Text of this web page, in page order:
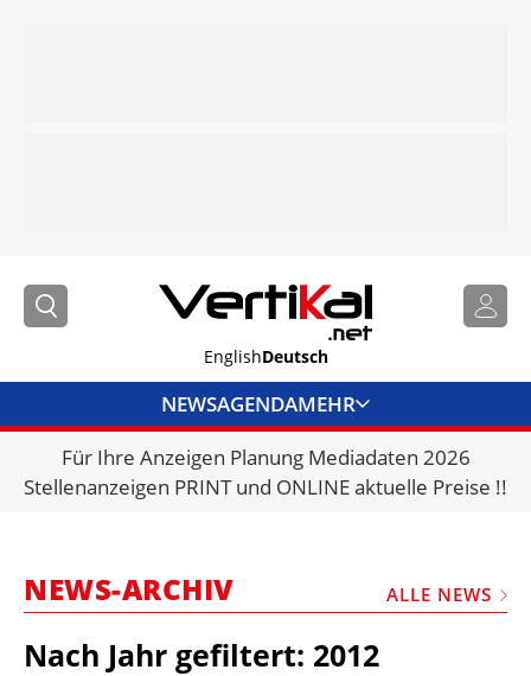
EnglishDeutsch
NEWSAGENDAMEHR
BRANCHENLINKS
VERMIETER
MARKTPLATZ
Für Ihre Anzeigen Planung Mediadaten 2026
Stellenanzeigen PRINT und ONLINE aktuelle Preise !!
NEWS-ARCHIV ALLE NEWS
Nach Jahr gefiltert: 2012